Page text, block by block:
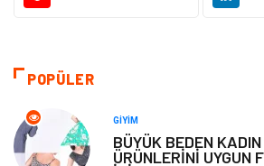
Alışveriş
Otomotiv
Eğitim Kurumları Yapı
POPÜLER
GIYIM
BÜYÜK BEDEN
ÜRÜNLERİNİ UYGUN